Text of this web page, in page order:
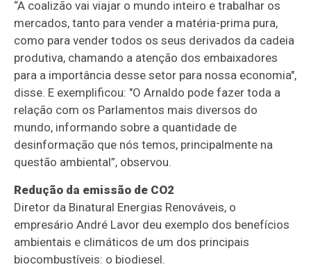
“A coalizão vai viajar o mundo inteiro e trabalhar os
mercados, tanto para vender a matéria-prima pura,
como para vender todos os seus derivados da cadeia
produtiva, chamando a atenção dos embaixadores
para a importância desse setor para nossa economia",
disse. E exemplificou: "O Arnaldo pode fazer toda a
relação com os Parlamentos mais diversos do
mundo, informando sobre a quantidade de
desinformação que nós temos, principalmente na
questão ambiental”, observou.
Redução da emissão de CO2
Diretor da Binatural Energias Renováveis, o
empresário André Lavor deu exemplo dos benefícios
ambientais e climáticos de um dos principais
biocombustíveis: o biodiesel.